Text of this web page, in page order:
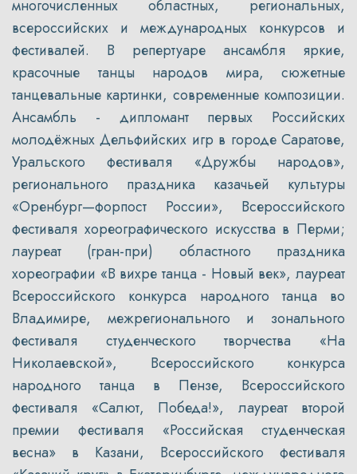
многочисленных областных, региональных,
всероссийских и международных конкурсов и
фестивалей. В репертуаре ансамбля яркие,
красочные танцы народов мира, сюжетные
танцевальные картинки, современные композиции.
Ансамбль - дипломант первых Российских
молодёжных Дельфийских игр в городе Саратове,
Уральского фестиваля «Дружбы народов»,
регионального праздника казачьей культуры
«Оренбург—форпост России», Всероссийского
фестиваля хореографического искусства в Перми;
лауреат (гран-при) областного праздника
хореографии «В вихре танца - Новый век», лауреат
Всероссийского конкурса народного танца во
Владимире, межрегионального и зонального
фестиваля студенческого творчества «На
Николаевской», Всероссийского конкурса
народного танца в Пензе, Всероссийского
фестиваля «Салют, Победа!», лауреат второй
премии фестиваля «Российская студенческая
весна» в Казани, Всероссийского фестиваля